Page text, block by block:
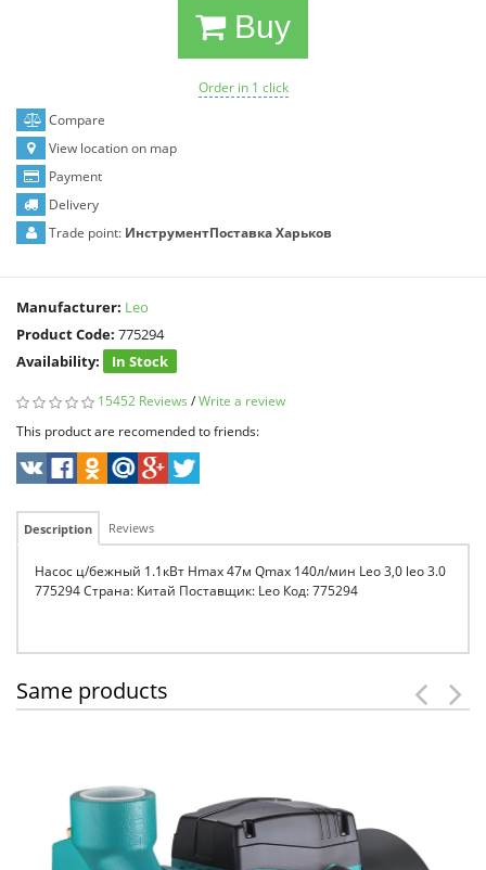
Buy
Order in 1 click
Compare
View location on map
Payment
Delivery
Trade point: ИнструментПоставка Харьков
Manufacturer: Leo
Product Code: 775294
Availability:
In Stock
15452 Reviews /Write a review
This product are recomended to friends:
Description Reviews
Насос ц/бежный 1.1кВт Hmax 47м Qmax 140л/мин Leo 3,0 leo 3.0
775294 Страна: Китай Поставщик: Leo Код: 775294
Same products